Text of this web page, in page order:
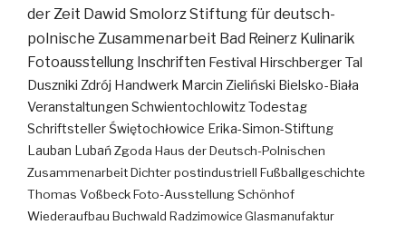
der Zeit Dawid SmolorzStiftung für deutsch-
polnische Zusammenarbeit Bad Reinerz Kulinarik
Fotoausstellung Inschriften Festival Hirschberger Tal
Duszniki Zdrój Handwerk Marcin Zieliński Bielsko-Biała
Veranstaltungen SchwientochlowitzTodestag
SchriftstellerŚwiętochłowice Erika-Simon-Stiftung
Lauban LubańZgoda Haus der Deutsch-Polnischen
ZusammenarbeitDichterpostindustriell Fußballgeschichte
Thomas VoßbeckFoto-AusstellungSchönhof
Wiederaufbau Buchwald Radzimowice Glasmanufaktur